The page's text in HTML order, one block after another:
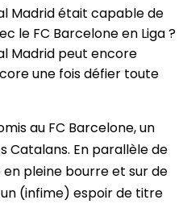
Madrid était capable de
le FC Barcelone en Liga ?
Madrid peut encore
une fois défier toute
au FC Barcelone, un
Catalans. En parallèle de
pleine bourre et sur de
(infime) espoir de titre